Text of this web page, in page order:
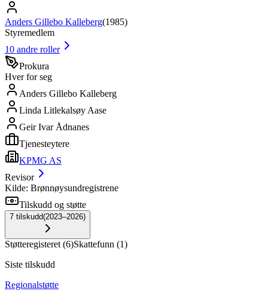
Anders Gillebo Kalleberg(1985)
Styremedlem
10 andre roller
Prokura
Hver for seg
Anders Gillebo Kalleberg
Linda Litlekalsøy Aase
Geir Ivar Ådnanes
Tjenesteytere
KPMG AS
Revisor
Kilde: Brønnøysundregistrene
Tilskudd og støtte
7 tilskudd(2023–2026)
Støtteregisteret (6)Skattefunn (1)
Siste tilskudd
Regionalstøtte